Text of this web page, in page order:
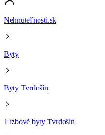
Nehnuteľnosti.sk
Byty
Byty Tvrdošín
1 izbové byty Tvrdošín